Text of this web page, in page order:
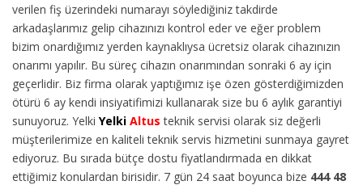
verilen fiş üzerindeki numarayı söylediğiniz takdirde
arkadaşlarımız gelip cihazınızı kontrol eder ve eğer problem
bizim onardığımız yerden kaynaklıysa ücretsiz olarak cihazınızın
onarımı yapılır. Bu süreç cihazın onarımından sonraki 6 ay için
geçerlidir. Biz firma olarak yaptığımız işe özen gösterdiğimizden
ötürü 6 ay kendi insiyatifimizi kullanarak size bu 6 aylık garantiyi
sunuyoruz. Yelki Yelki Altus teknik servisi olarak siz değerli
müşterilerimize en kaliteli teknik servis hizmetini sunmaya gayret
ediyoruz. Bu sırada bütçe dostu fiyatlandırmada en dikkat
ettiğimiz konulardan birisidir. 7 gün 24 saat boyunca bize 444 48